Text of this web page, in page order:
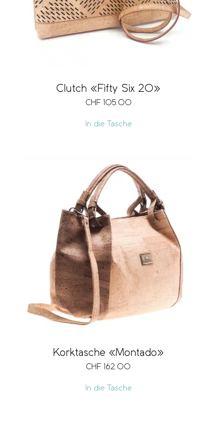
Clutch «Fifty Six 20»
CHF 105.00
In die Tasche
Korktasche «Montado»
CHF 162.00
In die Tasche